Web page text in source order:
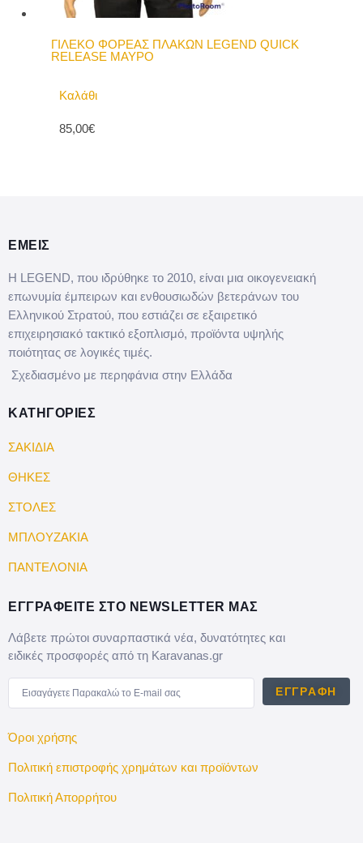
ΓΙΛΕΚΟ ΦΟΡΕΑΣ ΠΛΑΚΩΝ LEGEND QUICK
RELEASE ΜΑΥΡΟ
Καλάθι
85,00€
ΕΜΕΙΣ
Η LEGEND, που ιδρύθηκε το 2010, είναι μια οικογενειακή
επωνυμία έμπειρων και ενθουσιωδών βετεράνων του
Ελληνικού Στρατού, που εστιάζει σε εξαιρετικό
επιχειρησιακό τακτικό εξοπλισμό, προϊόντα υψηλής
ποιότητας σε λογικές τιμές.
Σχεδιασμένο με περηφάνια στην Ελλάδα
ΚΑΤΗΓΟΡΙΕΣ
ΣΑΚΙΔΙΑ
ΘΗΚΕΣ
ΣΤΟΛΕΣ
ΜΠΛΟΥΖΑΚΙΑ
ΠΑΝΤΕΛΟΝΙΑ
ΕΓΓΡΑΦΕΙΤΕ ΣΤΟ NEWSLETTER ΜΑΣ
Λάβετε πρώτοι συναρπαστικά νέα, δυνατότητες και
ειδικές προσφορές από τη Karavanas.gr
ΕΓΓΡΑΦΉ
Όροι χρήσης
Πολιτική επιστροφής χρημάτων και προϊόντων
Πολιτική Απορρήτου